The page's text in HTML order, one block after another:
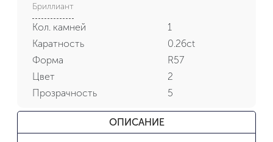
Бриллиант
Кол. камней
1
Каратность
0.26ct
Форма
R57
Цвет
2
Прозрачность
5
ОПИСАНИЕ